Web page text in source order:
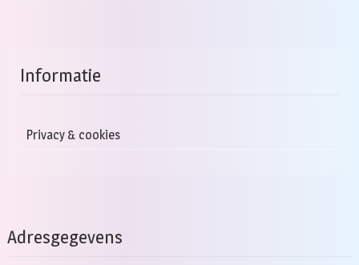
Informatie
Privacy & cookies
Adresgegevens